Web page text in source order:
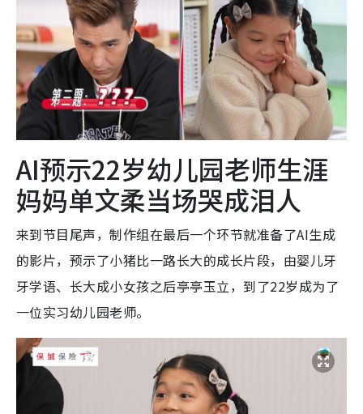
AI预示22岁幼儿园老师生涯
妈妈单文柔当场哭成泪人
来到节目尾声，制作组在最后一个环节就准备了AI生成
的影片，预示了小猪比一路长大的成长片段，由婴儿牙
牙学语、长大成小女孩之后亭亭玉立，到了22岁成为了
一位实习幼儿园老师。